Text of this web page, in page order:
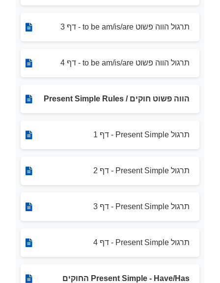
תרגול הווה פשוט to be am/is/are - דף 3
תרגול הווה פשוט to be am/is/are - דף 4
הווה פשוט חוקים / Present Simple Rules
תרגול Present Simple - דף 1
תרגול Present Simple - דף 2
תרגול Present Simple - דף 3
תרגול Present Simple - דף 4
Present Simple - Have/Has החוקים